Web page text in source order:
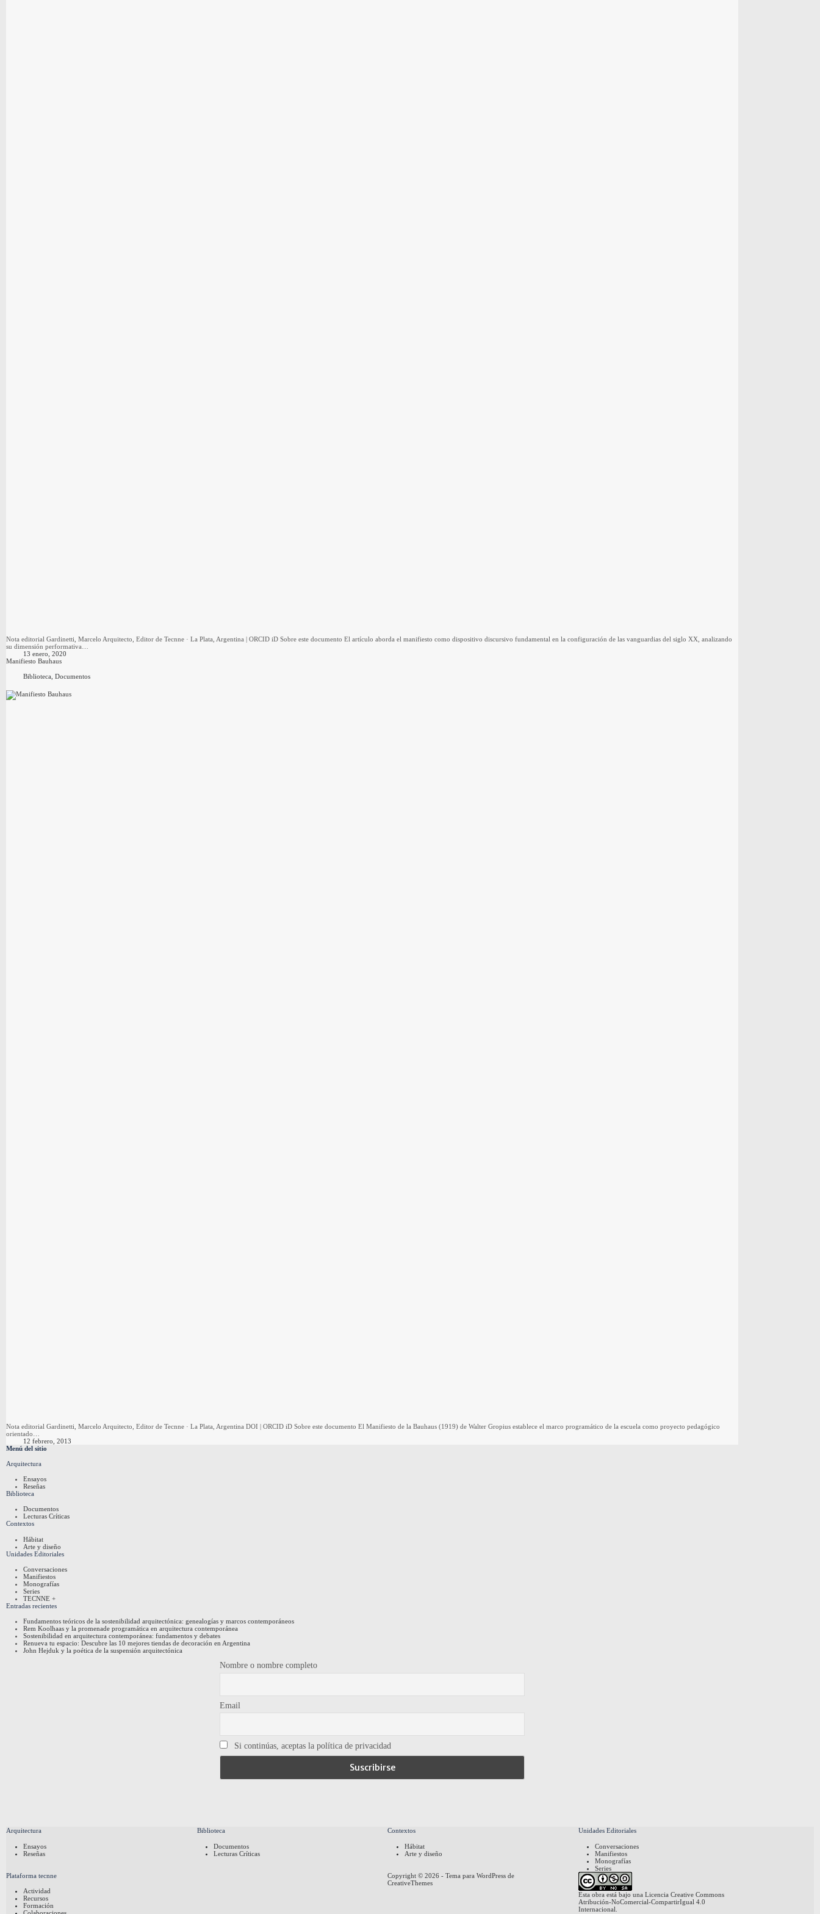
Nota editorial Gardinetti, Marcelo Arquitecto, Editor de Tecnne · La Plata, Argentina | ORCID iD Sobre este documento El artículo aborda el manifiesto como dispositivo discursivo fundamental en la configuración de las vanguardias del siglo XX, analizando
su dimensión performativa…
13 enero, 2020
Manifiesto Bauhaus
Biblioteca, Documentos
Nota editorial Gardinetti, Marcelo Arquitecto, Editor de Tecnne · La Plata, Argentina DOI | ORCID iD Sobre este documento El Manifiesto de la Bauhaus (1919) de Walter Gropius establece el marco programático de la escuela como proyecto pedagógico
orientado…
12 febrero, 2013
Menú del sitio
Arquitectura
Ensayos
Reseñas
Biblioteca
Documentos
Lecturas Críticas
Contextos
Hábitat
Arte y diseño
Unidades Editoriales
Conversaciones
Manifiestos
Monografías
Series
TECNNE +
Entradas recientes
Fundamentos teóricos de la sostenibilidad arquitectónica: genealogías y marcos contemporáneos
Rem Koolhaas y la promenade programática en arquitectura contemporánea
Sostenibilidad en arquitectura contemporánea: fundamentos y debates
Renueva tu espacio: Descubre las 10 mejores tiendas de decoración en Argentina
John Hejduk y la poética de la suspensión arquitectónica
Nombre o nombre completo
Email
Si continúas, aceptas la política de privacidad
Arquitectura
Ensayos
Reseñas
Biblioteca
Documentos
Lecturas Críticas
Contextos
Hábitat
Arte y diseño
Unidades Editoriales
Conversaciones
Manifiestos
Monografías
Series
Plataforma tecnne
Actividad
Recursos
Formación
Copyright © 2026 - Tema para WordPress de
CreativeThemes
Esta obra está bajo una Licencia Creative Commons
Atribución-NoComercial-CompartirIgual 4.0
Internacional